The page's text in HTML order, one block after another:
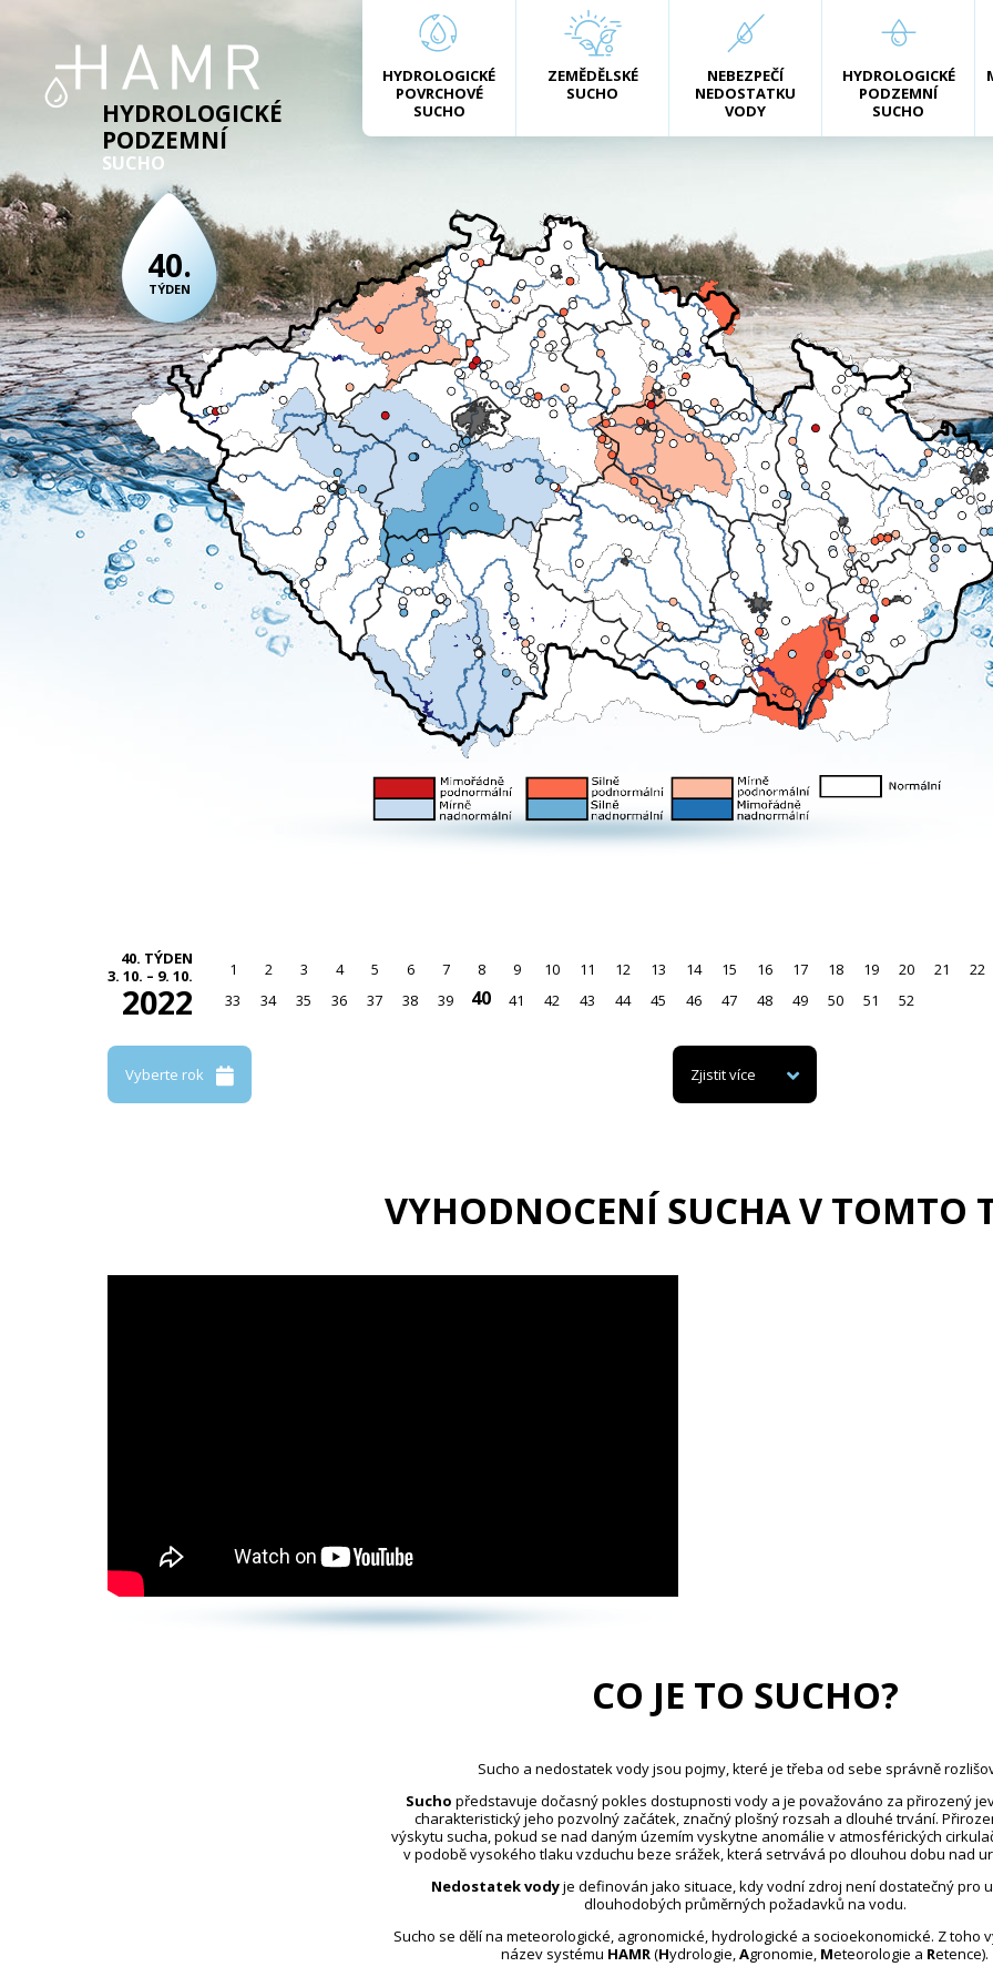
HYDROLOGICKÉ
POVRCHOVÉ
SUCHO
ZEMĚDĚLSKÉ
SUCHO
NEBEZPEČÍ
NEDOSTATKU
VODY
HYDROLOGICKÉ
PODZEMNÍ
SUCHO
HYDROLOGICKÉ
PODZEMNÍ
SUCHO
40.
TÝDEN
40. TÝDEN
3. 10. – 9. 10.
2022
1 2 3 4 5 6 7 8 9 10 11 12 13 14 15 16 17 18 19 20 21 22
33
34 35 36 37 38 39 40 41 42 43 44 45 46 47 48 49 50 51 52
Vyberte rok Zjistit více
VYHODNOCENÍ SUCHA V TOMTO
CO JE TO SUCHO?
Sucho a nedostatek vody jsou pojmy, které je třeba od sebe správně
Sucho představuje dočasný pokles dostupnosti vody a je považováno za přirozený
charakteristický jeho pozvolný začátek, značný plošný rozsah a dlouhé trvání.
výskytu sucha, pokud se nad daným územím vyskytne anomálie v atmosférických
v podobě vysokého tlaku vzduchu beze srážek, která setrvává po dlouhou dobu nad
Nedostatek vodyje definován jako situace, kdy vodní zdroj není dostatečný pro
dlouhodobých průměrných požadavků na vodu.
Sucho se dělí na meteorologické, agronomické, hydrologické a socioekonomické. Z toho
název systému HAMR(Hydrologie,Agronomie, Meteorologie a Retence).